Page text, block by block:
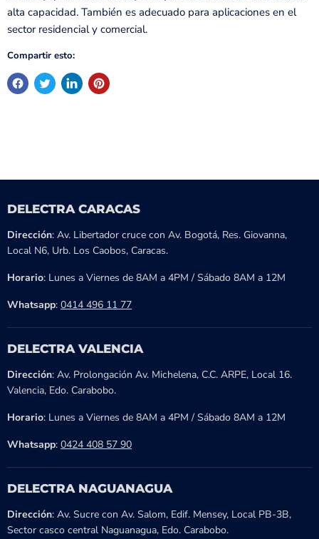
alta capacidad. También es adecuado para aplicaciones en el
sector residencial y comercial.
Compartir esto:
DELECTRA CARACAS
Dirección: Av. Libertador cruce con Av. Bogotá, Res. Giovanna,
Local N6, Urb. Los Caobos, Caracas.
Horario: Lunes a Viernes de 8AM a 4PM / Sábado 8AM a 12M
Whatsapp: 0414 496 11 77
DELECTRA VALENCIA
Dirección: Av. Prolongación Av. Michelena, C.C. ARPE, Local 16.
Valencia, Edo. Carabobo.
Horario: Lunes a Viernes de 8AM a 4PM / Sábado 8AM a 12M
Whatsapp: 0424 408 57 90
DELECTRA NAGUANAGUA
Dirección: Av. Sucre con Av. Salom, Edif. Mensey, Local PB-3B,
Sector casco central Naguanagua, Edo. Carabobo.